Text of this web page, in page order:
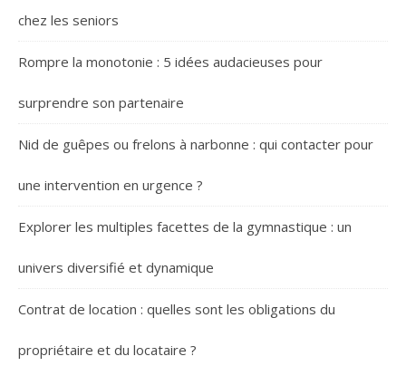
chez les seniors
Rompre la monotonie : 5 idées audacieuses pour
surprendre son partenaire
Nid de guêpes ou frelons à narbonne : qui contacter pour
une intervention en urgence ?
Explorer les multiples facettes de la gymnastique : un
univers diversifié et dynamique
Contrat de location : quelles sont les obligations du
propriétaire et du locataire ?